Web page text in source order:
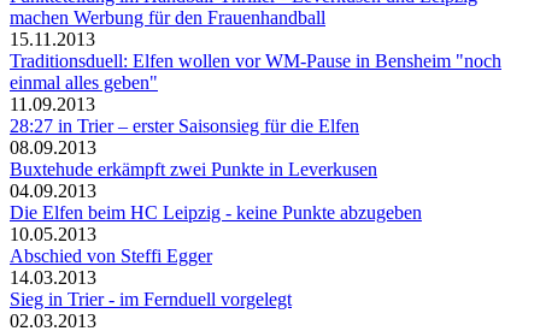
machen Werbung für den Frauenhandball
15.11.2013
Traditionsduell: Elfen wollen vor WM-Pause in Bensheim "noch
einmal alles geben"
11.09.2013
28:27 in Trier – erster Saisonsieg für die Elfen
08.09.2013
Buxtehude erkämpft zwei Punkte in Leverkusen
04.09.2013
Die Elfen beim HC Leipzig - keine Punkte abzugeben
10.05.2013
Abschied von Steffi Egger
14.03.2013
Sieg in Trier - im Fernduell vorgelegt
02.03.2013